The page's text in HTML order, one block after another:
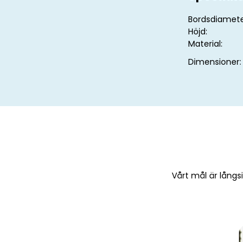
Höjd:
Material:
Dimensioner:
Vårt mål är